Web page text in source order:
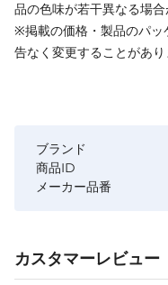
品の色味が若干異なる場合
※掲載の価格・製品のパッ
告なく変更することがあり
ブランド
商品ID
メーカー品番
カスタマーレビュー